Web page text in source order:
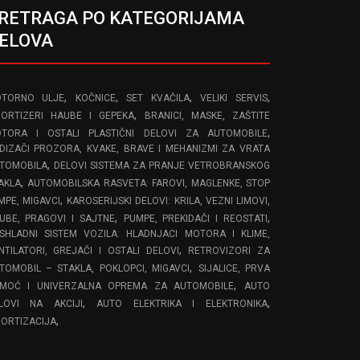
PO KATEGORIJAMA
ULJE, KOČNICE,SET KVAČILA,VELIKI SERVIS,
HAUBE I GEPEKA,
BRANICI, MASKE, ZAŠTITE
I OSTALI PLASTIČNI DELOVI ZA AUTOMOBILE,
PROZORA, KVAKE, BRAVE I MEHANIZMI ZA VRATA
, DELOVI SISTEMA ZA PRANJE VETROBRANSKOG
,AUTOMOBILSKA RASVETA: FAROVI, MAGLENKE, STOP
MIGAVCI , KAROSERIJSKI DELOVI: KRILA, VEZNI LIMOVI,
PRAGOVI I SAJTNE, PUMPE, PREKIDAČI I REOSTATI,
SISTEM VOZILA: HLADNJACI MOTORA I KLIME,
GREJAČI I OSTALI DELOVI ,
RETROVIZORI ZA
– STAKLA, POKLOPCI, MIGAVCI,
SIJALICE, PRVA
I UNIVERZALNA OPREMA ZA AUTOMOBILE,
AUTO
NA AKCIJI ,AUTO ELEKTRIKA I ELEKTRONIKA,
,